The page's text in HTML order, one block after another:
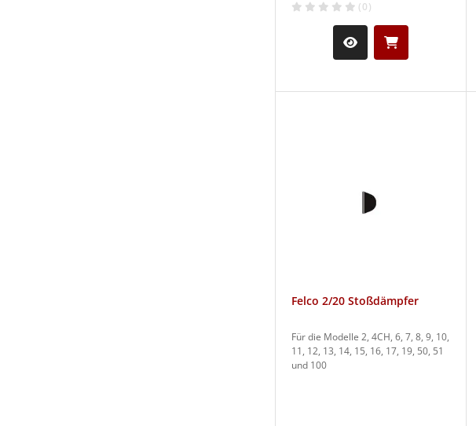
(0)
Felco 2/20 Stoßdämpfer
Für die Modelle 2, 4CH, 6, 7, 8, 9, 10,
11, 12, 13, 14, 15, 16, 17, 19, 50, 51
und 100